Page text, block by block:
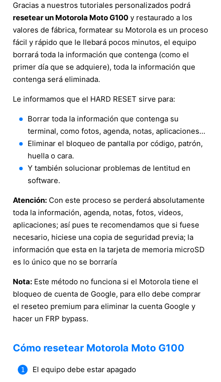
Gracias a nuestros tutoriales personalizados podrá
resetear un Motorola Moto G100 y restaurado a los
valores de fábrica, formatear su Motorola es un proceso
fácil y rápido que le llebará pocos minutos, el equipo
borrará toda la información que contenga (como el
primer día que se adquiere), toda la información que
contenga será eliminada.
Le informamos que el HARD RESET sirve para:
Borrar toda la información que contenga su
terminal, como fotos, agenda, notas, aplicaciones…
Eliminar el bloqueo de pantalla por código, patrón,
huella o cara.
Y también solucionar problemas de lentitud en
software.
Atención: Con este proceso se perderá absolutamente
toda la información, agenda, notas, fotos, videos,
aplicaciones; así pues te recomendamos que si fuese
necesario, hiciese una copia de seguridad previa; la
información que esta en la tarjeta de memoria microSD
es lo único que no se borraría
Nota: Este método no funciona si el Motorola tiene el
bloqueo de cuenta de Google, para ello debe comprar
el reseteo premium para eliminar la cuenta Google y
hacer un FRP bypass.
Cómo resetear Motorola Moto G100
El equipo debe estar apagado